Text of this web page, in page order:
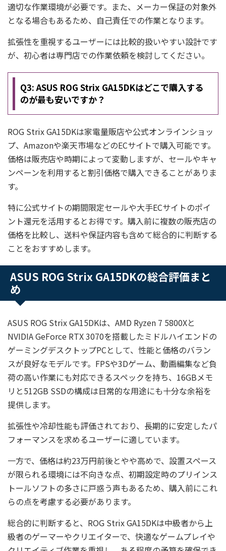
適切な作業環境が必要です。また、メーカー保証の対象外
となる場合もあるため、自己責任での作業となります。
拡張性を重視するユーザーには比較的扱いやすい設計です
が、初心者は専門店での作業依頼を検討してください。
Q3: ASUS ROG Strix GA15DKはどこで購入する
のが最も安いですか？
ROG Strix GA15DKは家電量販店や公式オンラインショッ
プ、Amazonや楽天市場などのECサイトで購入可能です。
価格は販売店や時期によって変動しますが、セールやキャ
ンペーンを利用すると割引価格で購入できることがありま
す。
特に公式サイトの期間限定セールや大手ECサイトのポイ
ント還元を活用するとお得です。購入前に複数の販売店の
価格を比較し、送料や保証内容も含めて総合的に判断する
ことをおすすめします。
ASUS ROG Strix GA15DKの総合評価まと
め
ASUS ROG Strix GA15DKは、AMD Ryzen 7 5800Xと
NVIDIA GeForce RTX 3070を搭載したミドルハイエンドの
ゲーミングデスクトップPCとして、性能と価格のバラン
スが良好なモデルです。FPSや3Dゲーム、動画編集など負
荷の高い作業にも対応できるスペックを持ち、16GBメモ
リと512GB SSDの構成は日常的な用途にも十分な余裕を
提供します。
拡張性や冷却性能も評価されており、長期的に安定したパ
フォーマンスを求めるユーザーに適しています。
一方で、価格は約23万円前後とやや高めで、設置スペース
が限られる環境には不向きな点、初期設定時のプリインス
トールソフトの多さに戸惑う声もあるため、購入前にこれ
らの点を考慮する必要があります。
総合的に判断すると、ROG Strix GA15DKは中級者から上
級者のゲーマーやクリエイターで、快適なゲームプレイや